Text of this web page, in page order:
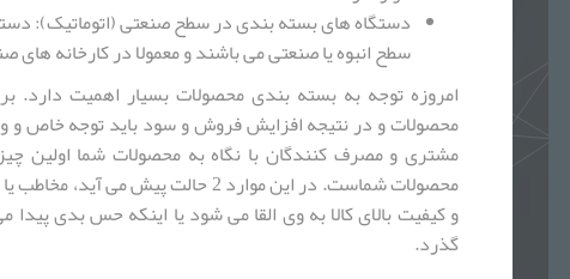
دستگاه های بسته بندی در سطح صنعتی (اتوماتیک):
سطح انبوه یا صنعتی می باشند و معمولا در کارخانه های
امروزه توجه به بسته بندی محصولات بسیار اهمیت دارد.
محصولات و در نتیجه افزایش فروش و سود باید توجه خاص
مشتری و مصرف کنندگان با نگاه به محصولات شما اولین
محصولات شماست. در این موارد 2
و کیفیت بالای کالا به وی القا می شود یا اینکه حس بدی
گذرد.